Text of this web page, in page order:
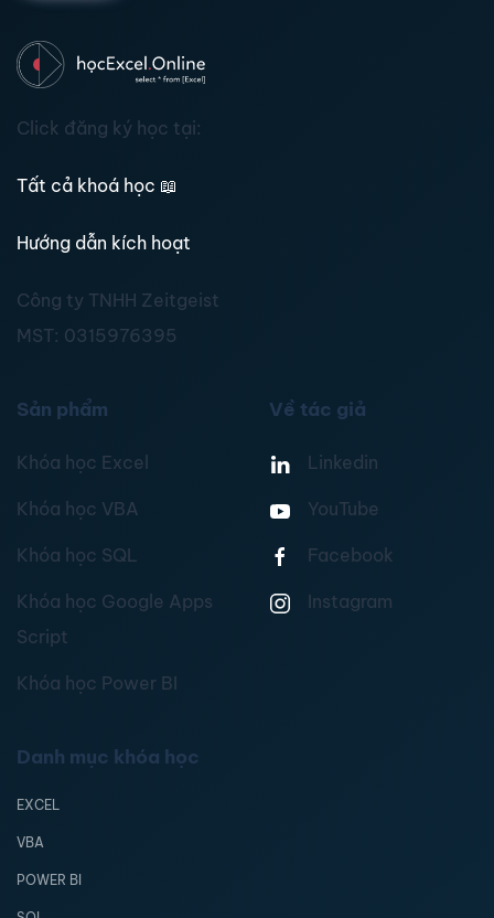
Click đăng ký học tại:
Tất cả khoá học 📖
Hướng dẫn kích hoạt
Công ty TNHH Zeitgeist
MST: 0315976395
Sản phẩm
Khóa học Excel
Khóa học VBA
Khóa học SQL
Khóa học Google Apps
Script
Khóa học Power BI
Về tác giả
Linkedin
YouTube
Facebook
Instagram
Danh mục khóa học
EXCEL
VBA
POWER BI